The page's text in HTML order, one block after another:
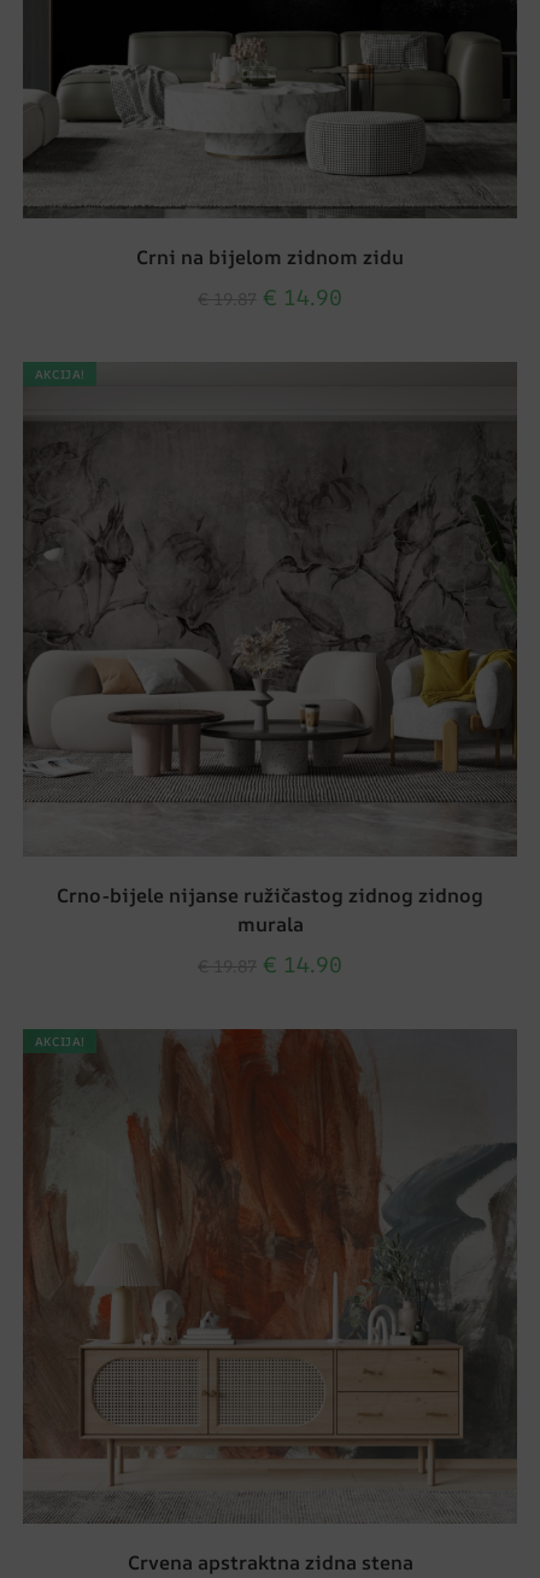
Crni na bijelom zidnom zidu
€ 14.90
AKCIJA!
Crno-bijele nijanse ružičastog zidnog zidnog
murala
€ 14.90
AKCIJA!
Crvena apstraktna zidna stena